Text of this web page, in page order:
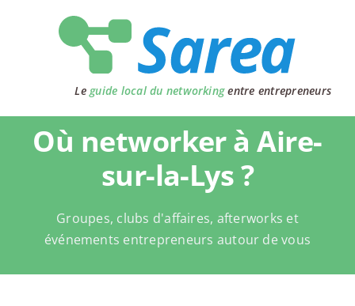
Le guide local du networkingentre entrepreneurs
Où networker à Aire-
sur-la-Lys ?
Groupes, clubs d'affaires, afterworks et
événements entrepreneurs autour de vous